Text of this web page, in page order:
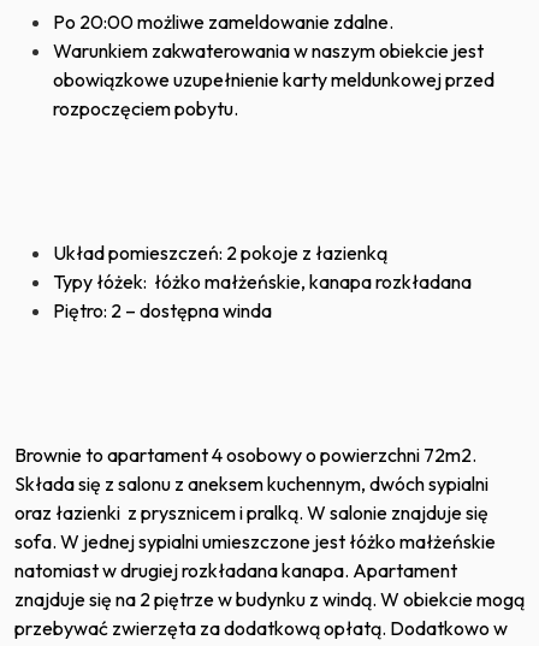
Po 20:00 możliwe zameldowanie zdalne.
Warunkiem zakwaterowania w naszym obiekcie jest
obowiązkowe uzupełnienie karty meldunkowej przed
rozpoczęciem pobytu.
Układ pomieszczeń: 2 pokoje z łazienką
Typy łóżek: łóżko małżeńskie, kanapa rozkładana
Piętro: 2 – dostępna winda
Brownie to apartament 4 osobowy o powierzchni 72m2.
Składa się z salonu z aneksem kuchennym, dwóch sypialni
oraz łazienki z prysznicem i pralką. W salonie znajduje się
sofa. W jednej sypialni umieszczone jest łóżko małżeńskie
natomiast w drugiej rozkładana kanapa. Apartament
znajduje się na 2 piętrze w budynku z windą. W obiekcie mogą
przebywać zwierzęta za dodatkową opłatą. Dodatkowo w